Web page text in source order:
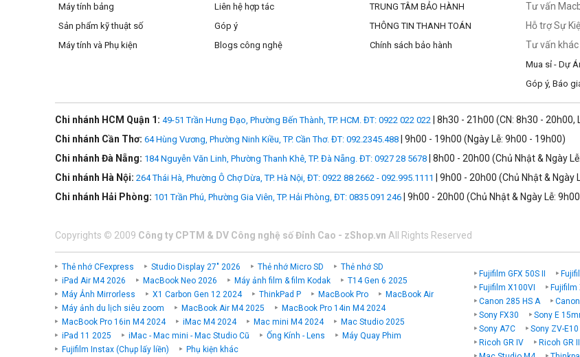
Máy tính bảng
Sản phẩm kỹ thuật số
Máy tính và Phụ kiện
Liên hệ hợp tác
Góp ý
Blogs công nghệ
TRUNG TÂM BẢO HÀNH
THÔNG TIN THANH TOÁN
Chính sách bảo hành
Tư vấn
Hỗ trợ Sự
Tư vấn khác
Mua sỉ - Dự
Góp ý, Báo
Chi nhánh HCM Quận 1: 49-51 Trần Hưng Đạo, Phường Bến Thành, TP. HCM. ĐT: 0922 022 022 | 8h30 - 21h00 (CN: 8h30 - 20h00,
Chi nhánh Cần Thơ: 64 Hùng Vương, Phường Ninh Kiều, TP. Cần Thơ. ĐT: 092.2345.488 | 9h00 - 19h00 (Ngày Lễ: 9h00 - 19h00)
Chi nhánh Đà Nẵng: 184 Nguyễn Văn Linh, Phường Thanh Khê, TP. Đà Nẵng. ĐT: 0927 28 5678 | 8h00 - 20h00 (Chủ Nhật & Ngày
Chi nhánh Hà Nội: 264 Thái Hà, Phường Ô Chợ Dừa, TP. Hà Nội, ĐT: 0922 88 2662 - 092.995.1111
| 9h00 - 20h00 (Chủ Nhật & Ngày
Chi nhánh Hải Phòng: 101 Trần Phú, Phường Gia Viên, TP. Hải Phòng, ĐT: 0835 091 246 | 9h00 - 20h00 (Chủ Nhật & Ngày Lễ:
Copyrights © 2009 Công ty CPTM & DV Công nghệ số Đỉnh Cao - zShop.vn All Rights Reserved
Thẻ nhớ CFexpress Studio Display 27" 2026 Thẻ nhớ Micro SD
Thẻ nhớ SD
iPad Air M4 2026
MacBook Neo 2026 Máy ảnh film & film Kodak
T14 Gen 6 2025
Máy Ảnh Mirrorless
X1 Carbon Gen 12 2024 ThinkPad P MacBook Pro
MacBook Air
Máy ảnh du lịch siêu zoom
MacBook Air M4 2025
MacBook Pro 14in M4 2024
MacBook Pro 16in M4 2024
iMac M4 2024 Mac mini M4 2024
Mac Studio 2025
iPad 11 2025
iMac - Mac mini - Mac Studio Cũ Ống Kính - Lens
Máy Quay Phim
Fujifilm Instax (Chụp lấy liền)
Phụ kiện khác
Fujifilm GFX 50S II
Fujifilm X100VI
Fujifilm
Canon 285 HS A
Sony FX30
Sony E
Sony A7C
Sony ZV-E10
Ricoh GR IV
Ricoh GR